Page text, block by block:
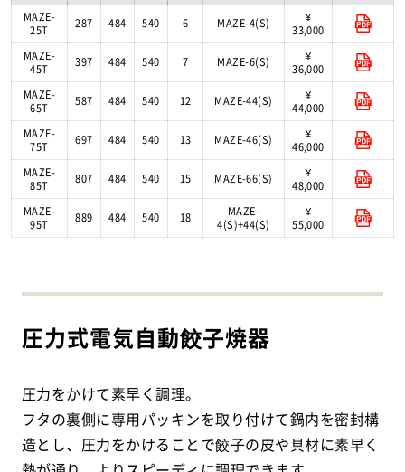
MAZE-
25T
287 484 540 6 MAZE-4(S)
¥
33,000
MAZE-
45T
397 484 540 7 MAZE-6(S)
¥
36,000
MAZE-
65T
587 484 540 12 MAZE-44(S)
¥
44,000
MAZE-
75T
697 484 540 13 MAZE-46(S)
¥
46,000
MAZE-
85T
807 484 540 15 MAZE-66(S)
¥
48,000
MAZE-
95T
889 484 540 18
MAZE-
4(S)+44(S)
¥
55,000
圧力式電気自動餃子焼器
圧力をかけて素早く調理。
フタの裏側に専用パッキンを取り付けて鍋内を密封構
造とし、圧力をかけることで餃子の皮や具材に素早く